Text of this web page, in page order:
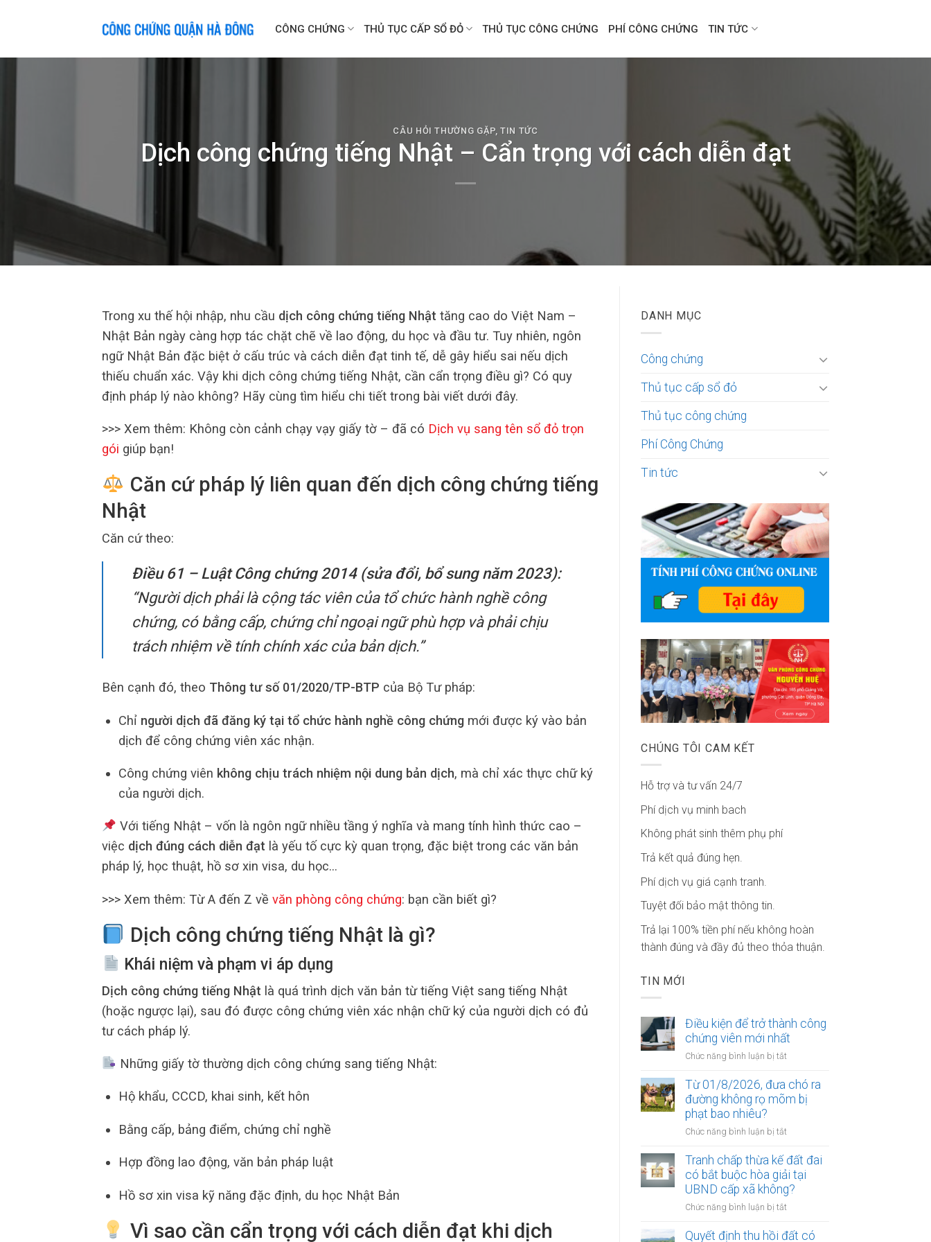
CÔNG CHỨNG THỦ TỤC CẤP SỔ ĐỎ THỦ TỤC CÔNG CHỨNG PHÍ CÔNG CHỨNG TIN TỨC
CÂU HỎI THƯỜNG GẶP,TIN TỨC
Dịch công chứng tiếng Nhật – Cẩn trọng với cách diễn đạt
Trong xu thế hội nhập, nhu cầu dịch công chứng tiếng Nhật tăng cao do Việt Nam –
Nhật Bản ngày càng hợp tác chặt chẽ về lao động, du học và đầu tư. Tuy nhiên, ngôn
ngữ Nhật Bản đặc biệt ở cấu trúc và cách diễn đạt tinh tế, dễ gây hiểu sai nếu dịch
thiếu chuẩn xác. Vậy khi dịch công chứng tiếng Nhật, cần cẩn trọng điều gì? Có quy
định pháp lý nào không? Hãy cùng tìm hiểu chi tiết trong bài viết dưới đây.
>>> Xem thêm: Không còn cảnh chạy vạy giấy tờ – đã có Dịch vụ sang tên sổ đỏ trọn
gói giúp bạn!
Căn cứ pháp lý liên quan đến dịch công chứng tiếng
Nhật
Căn cứ theo:
Điều 61 – Luật Công chứng 2014 (sửa đổi, bổ sung năm 2023):
“Người dịch phải là cộng tác viên của tổ chức hành nghề công
chứng, có bằng cấp, chứng chỉ ngoại ngữ phù hợp và phải chịu
trách nhiệm về tính chính xác của bản dịch.”
Bên cạnh đó, theo Thông tư số 01/2020/TP-BTP của Bộ Tư pháp:
Chỉ người dịch đã đăng ký tại tổ chức hành nghề công chứngmới được ký vào bản
dịch để công chứng viên xác nhận.
Công chứng viên không chịu trách nhiệm nội dung bản dịch, mà chỉ xác thực chữ ký
của người dịch.
Với tiếng Nhật – vốn là ngôn ngữ nhiều tầng ý nghĩa và mang tính hình thức cao –
việc dịch đúng cách diễn đạt là yếu tố cực kỳ quan trọng, đặc biệt trong các văn bản
pháp lý, học thuật, hồ sơ xin visa, du học…
>>> Xem thêm: Từ A đến Z về văn phòng công chứng: bạn cần biết gì?
Dịch công chứng tiếng Nhật là gì?
Khái niệm và phạm vi áp dụng
Dịch công chứng tiếng Nhật là quá trình dịch văn bản từ tiếng Việt sang tiếng Nhật
(hoặc ngược lại), sau đó được công chứng viên xác nhận chữ ký của người dịch có đủ
tư cách pháp lý.
Những giấy tờ thường dịch công chứng sang tiếng Nhật:
Hộ khẩu, CCCD, khai sinh, kết hôn
Bằng cấp, bảng điểm, chứng chỉ nghề
Hợp đồng lao động, văn bản pháp luật
Hồ sơ xin visa kỹ năng đặc định, du học Nhật Bản
Vì sao cần cẩn trọng với cách diễn đạt khi dịch
DANH MỤC
Công chứng
Thủ tục cấp sổ đỏ
Thủ tục công chứng
Phí Công Chứng
Tin tức
CHÚNG TÔI CAM KẾT
Hỗ trợ và tư vấn 24/7
Phí dịch vụ minh bach
Không phát sinh thêm phụ phí
Trả kết quả đúng hẹn.
Phí dịch vụ giá cạnh tranh.
Tuyệt đối bảo mật thông tin.
Trả lại 100% tiền phí nếu không hoàn
thành đúng và đầy đủ theo thỏa thuận.
TIN MỚI
Điều kiện để trở thành công
chứng viên mới nhất
Chức năng bình luận bị tắt
kiện
để
công
viên
mới
nhất
Từ 01/8/2026, đưa chó ra
đường không rọ mõm bị
phạt bao nhiêu?
Chức năng bình luận bị tắt
01/8/2026,
đưa
chó
ra
đường
rọ
Tranh chấp thừa kế đất đai
có bắt buộc hòa giải tại
UBND cấp xã không?
Chức năng bình luận bị tắt
chấp
Quyết định thu hồi đất có